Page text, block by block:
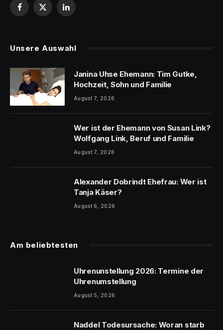
Facebook
X
LinkedIn
Unsere Auswahl
Janina Uhse Ehemann: Tim Gutke,
Hochzeit, Sohn und Familie
August 7, 2026
Wer ist der Ehemann von Susan Link?
Wolfgang Link, Beruf und Familie
August 7, 2026
Alexander Dobrindt Ehefrau: Wer ist
Tanja Käser?
August 6, 2026
Am beliebtesten
Uhrenunstellung 2026: Termine der
Uhrenumstellung
August 5, 2026
Naddel Todesursache: Woran starb